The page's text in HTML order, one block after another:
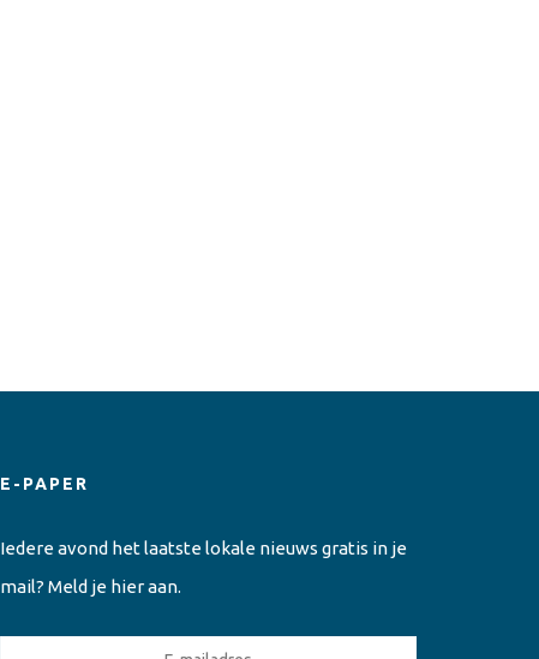
E-PAPER
Iedere avond het laatste lokale nieuws gratis in je
mail? Meld je hier aan.